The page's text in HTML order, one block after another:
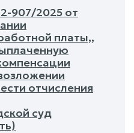
907/2025 от
платы,,
отчисления
суд